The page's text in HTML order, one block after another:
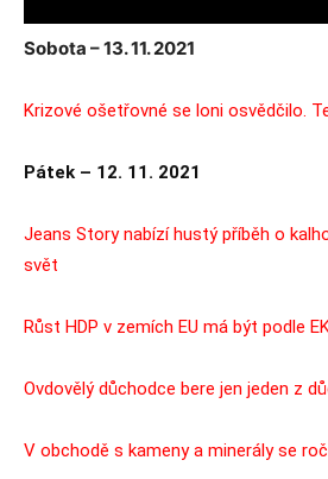
Sobota – 13. 11. 2021
Krizové ošetřovné se loni osvědčilo.
Pátek – 12. 11. 2021
Jeans Story nabízí hustý příběh o
svět
Růst HDP v zemích EU má být podle
Ovdovělý důchodce bere jen jeden z
V obchodě s kameny a minerály se